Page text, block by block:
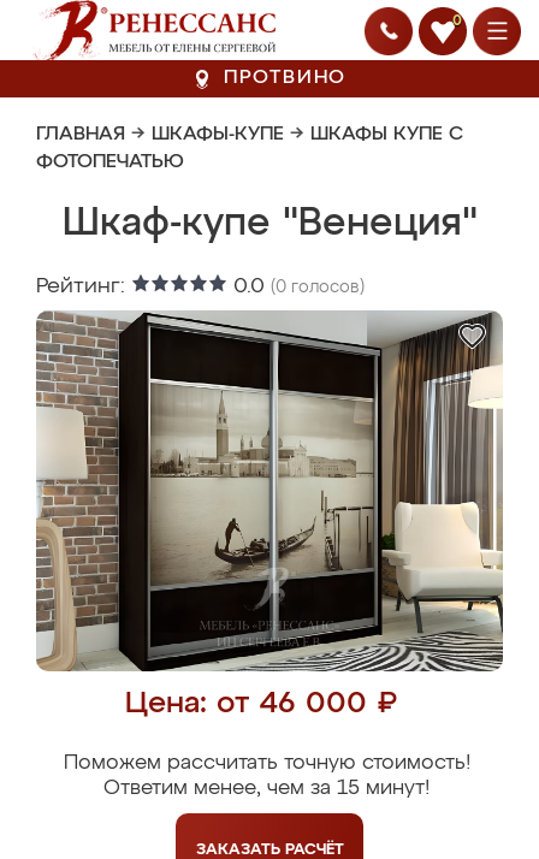
0
ПРОТВИНО
ГЛАВНАЯ → ШКАФЫ-КУПЕ → ШКАФЫ КУПЕ С
ФОТОПЕЧАТЬЮ
Шкаф-купе "Венеция"
Рейтинг: 0.0 (0 голосов)
Цена: от 46 000 ₽
Поможем рассчитать точную стоимость!
Ответим менее, чем за 15 минут!
ЗАКАЗАТЬ РАСЧЁТ